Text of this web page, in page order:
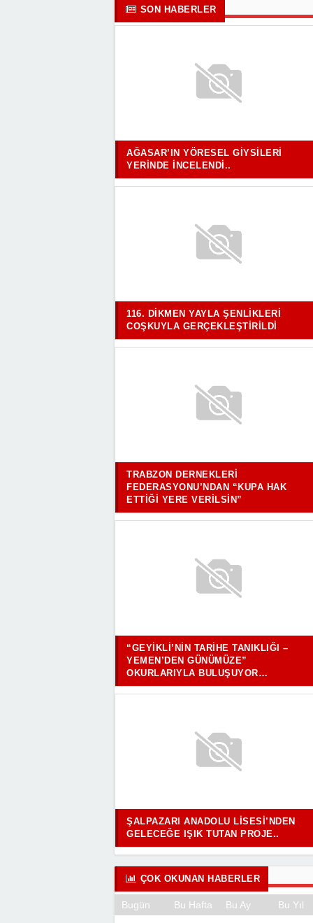
SON HABERLER
AĞASAR’IN YÖRESEL GIYSILERI
YERINDE İNCELENDI..
116. DIKMEN YAYLA ŞENLIKLERI
COŞKUYLA GERÇEKLEŞTIRILDI
TRABZON DERNEKLERI
FEDERASYONU’NDAN “KUPA HAK
ETTIĞI YERE VERILSIN”
“GEYIKLI’NIN TARIHE TANIKLIĞI –
YEMEN’DEN GÜNÜMÜZE”
OKURLARIYLA BULUŞUYOR…
ŞALPAZARI ANADOLU LISESI’NDEN
GELECEĞE IŞIK TUTAN PROJE..
ÇOK OKUNAN HABERLER
Bugün Bu Hafta Bu Ay Bu Yıl